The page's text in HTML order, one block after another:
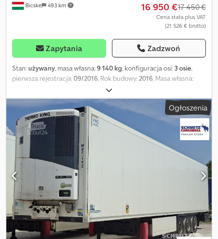
Bicske 493 km 16 950 €17 450 €
Cena stała plus VAT
(21 526 € brutto)
Zapytania Zadzwoń
Stan:używany, masa własna:9 140 kg, konfiguracja osi: 3 osie,
pierwsza rejestracja:09/2016, Rok budowy:2016, Masa własna:
9140 kg. Na naszej stronie internetowej znajdą Państwo
szczegółowe informacje na temat wszystkich dostępnych
pojazdów. Potrzebują Państwo finansowania? Oferujemy
indywidualne rozwiązania finansowe, kompleksowe pakiety
serwisowe oraz usługi telematyczne. Z przyjemnością udzielimy
Państwu osobistych porad. Dedpfxezn D Edj Aaijkr
Ogłoszenia